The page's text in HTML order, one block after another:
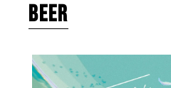
BEER